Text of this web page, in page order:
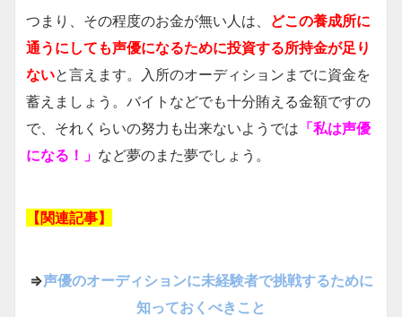
つまり、その程度のお金が無い人は、 どこの養成所に
通うにしても声優になるために投資する所持金が足り
ないと言えます。入所のオーディションまでに資金を
蓄えましょう。バイトなどでも十分賄える金額ですの
で、それくらいの努力も出来ないようでは 「私は声優
になる！」 など夢のまた夢でしょう。
【関連記事】
⇒声優のオーディションに未経験者で挑戦するために
知っておくべきこと